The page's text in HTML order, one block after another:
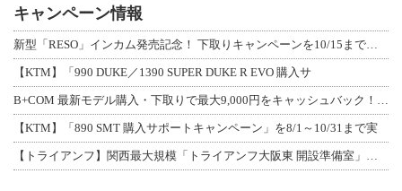
キャンペーン情報
新型「RESO」インカム発売記念！ 下取りキャンペーンを10/15まで延長して開
【KTM】「990 DUKE／1390 SUPER DUKE R EVO 購入サ
B+COM 最新モデル購入・下取りで最大9,000円をキャッシュバック！「B+F
【KTM】「890 SMT 購入サポートキャンペーン」を8/1～10/31まで実
【トライアンフ】関西最大規模「トライアンフ大阪東 開設準備室」がオープン！ 限定